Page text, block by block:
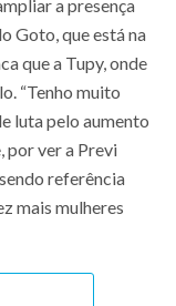
a presença
Goto, que está na
que a Tupy, onde
“Tenho muito
luta pelo aumento
por ver a Previ
referência
mais mulheres